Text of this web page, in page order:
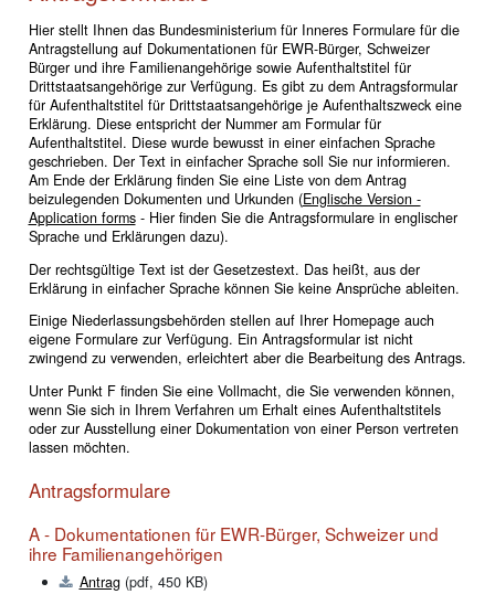
Hier stellt Ihnen das Bundesministerium für Inneres Formulare für die
Antragstellung auf Dokumentationen für EWR-Bürger, Schweizer
Bürger und ihre Familienangehörige sowie Aufenthaltstitel für
Drittstaatsangehörige zur Verfügung. Es gibt zu dem Antragsformular
für Aufenthaltstitel für Drittstaatsangehörige je Aufenthaltszweck eine
Erklärung. Diese entspricht der Nummer am Formular für
Aufenthaltstitel. Diese wurde bewusst in einer einfachen Sprache
geschrieben. Der Text in einfacher Sprache soll Sie nur informieren.
Am Ende der Erklärung finden Sie eine Liste von dem Antrag
beizulegenden Dokumenten und Urkunden (Englische Version -
Application forms- Hier finden Sie die Antragsformulare in englischer
Sprache und Erklärungen dazu).
Der rechtsgültige Text ist der Gesetzestext. Das heißt, aus der
Erklärung in einfacher Sprache können Sie keine Ansprüche ableiten.
Einige Niederlassungsbehörden stellen auf Ihrer Homepage auch
eigene Formulare zur Verfügung. Ein Antragsformular ist nicht
zwingend zu verwenden, erleichtert aber die Bearbeitung des Antrags.
Unter Punkt F finden Sie eine Vollmacht, die Sie verwenden können,
wenn Sie sich in Ihrem Verfahren um Erhalt eines Aufenthaltstitels
oder zur Ausstellung einer Dokumentation von einer Person vertreten
lassen möchten.
Antragsformulare
A - Dokumentationen für EWR-Bürger, Schweizer und
ihre Familienangehörigen
Antrag(pdf, 450 KB)